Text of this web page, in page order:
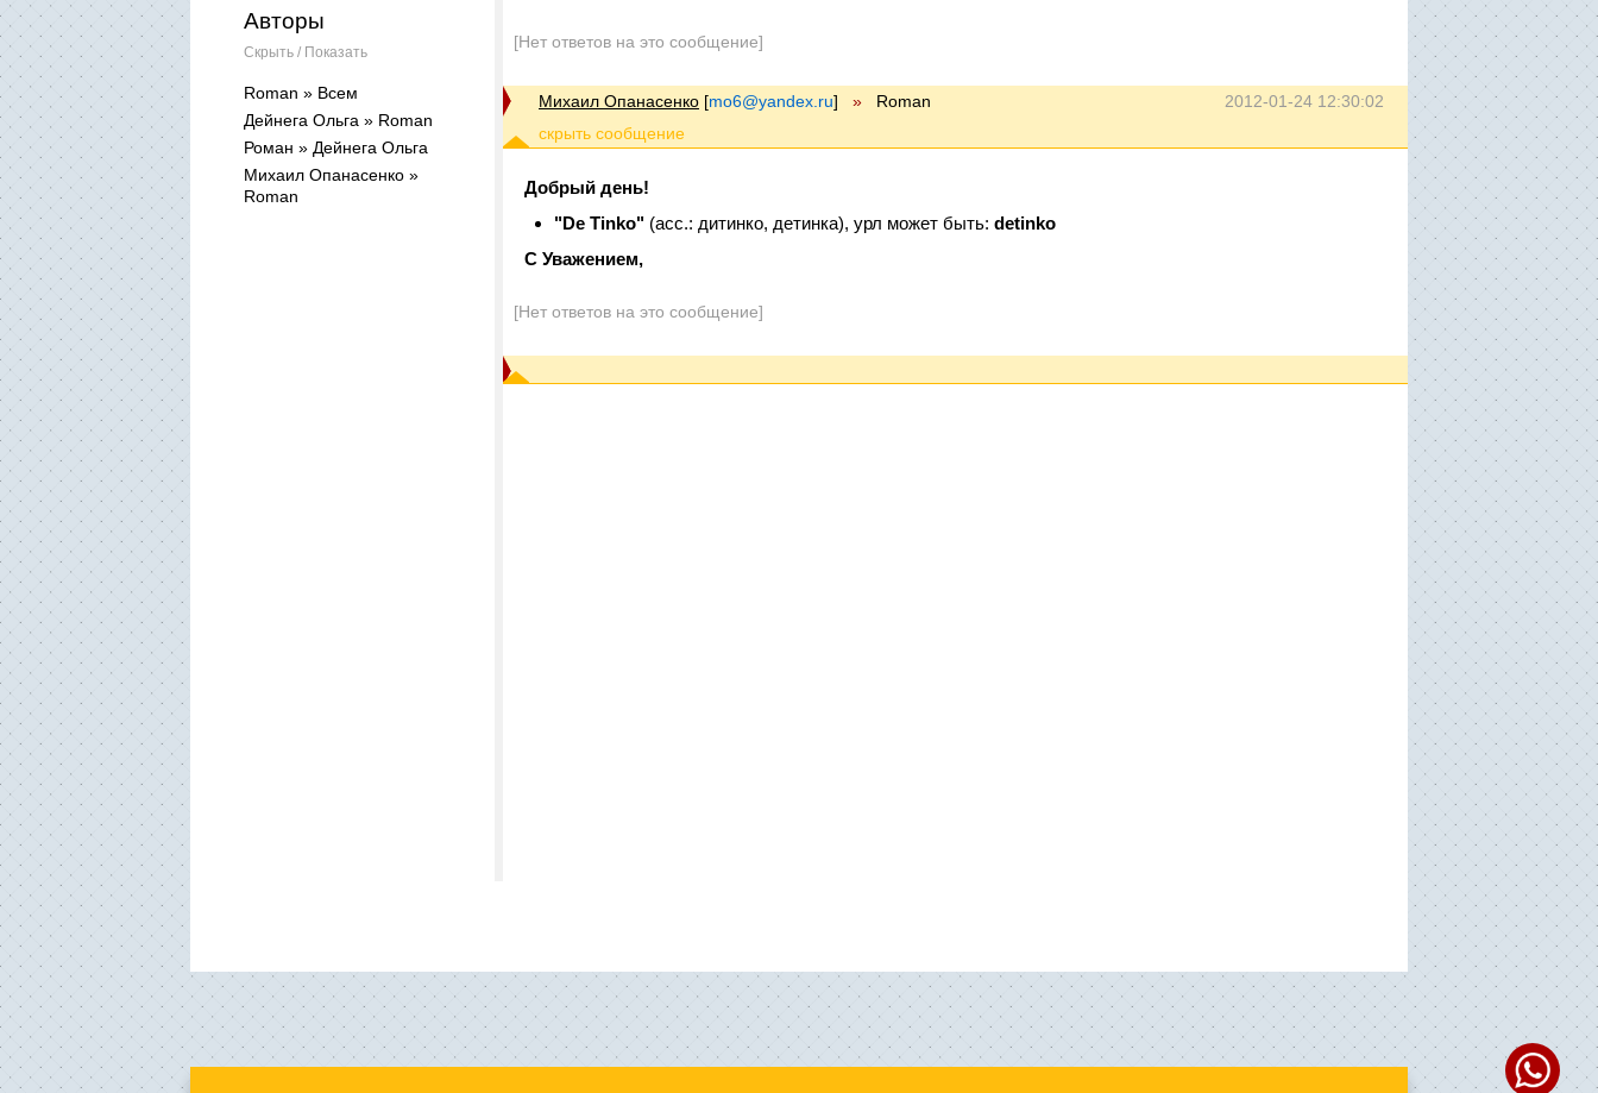
Авторы
Скрыть / Показать
Roman » Всем
Дейнега Ольга » Roman
Роман » Дейнега Ольга
Михаил Опанасенко »
Roman
[Нет ответов на это сообщение]
2012-01-24 12:30:02
Михаил Опанасенко [mo6@yandex.ru] » Roman
Добрый день!
"De Tinko" (асс.: дитинко, детинка), урл может быть: detinko
C Уважением,
[Нет ответов на это сообщение]